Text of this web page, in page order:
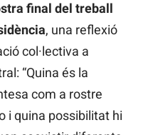
final del treball
, una reflexió
col·lectiva a
“Quina és la
com a rostre
i quina possibilitat hi